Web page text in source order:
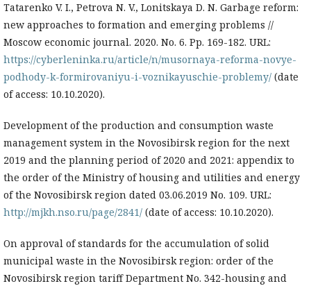
Tatarenko V. I., Petrova N. V., Lonitskaya D. N. Garbage reform:
new approaches to formation and emerging problems //
Moscow economic journal. 2020. No. 6. Pp. 169-182. URL:
https://cyberleninka.ru/article/n/musornaya-reforma-novye-
podhody-k-formirovaniyu-i-voznikayuschie-problemy/ (date
of access: 10.10.2020).
Development of the production and consumption waste
management system in the Novosibirsk region for the next
2019 and the planning period of 2020 and 2021: appendix to
the order of the Ministry of housing and utilities and energy
of the Novosibirsk region dated 03.06.2019 No. 109. URL:
http://mjkh.nso.ru/page/2841/ (date of access: 10.10.2020).
On approval of standards for the accumulation of solid
municipal waste in the Novosibirsk region: order of the
Novosibirsk region tariff Department No. 342-housing and